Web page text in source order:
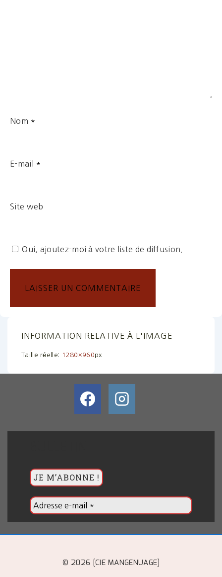
Nom *
E-mail *
Site web
Oui, ajoutez-moi à votre liste de diffusion.
INFORMATION RELATIVE À L'IMAGE
Taille réelle: 1280×960px
© 2026 [CIE MANGENUAGE]